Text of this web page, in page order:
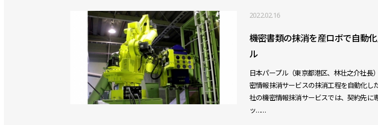
2022.02.16
機密書類の抹消を産ロボで自動
ル
日本パープル（東京都港区、林壮之介社長
密情報抹消サービスの抹消工程を自動化し
社の機密情報抹消サービスでは、契約先に
ッ……